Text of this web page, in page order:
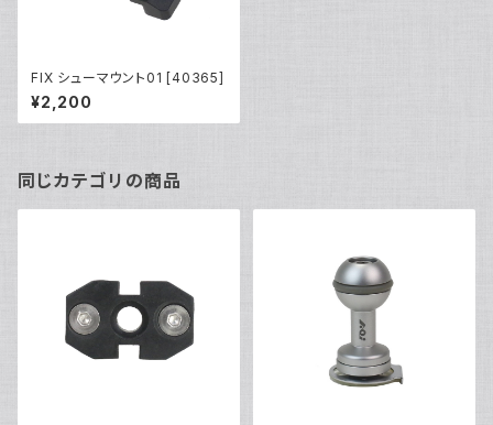
FIX シューマウント01 [40365]
¥2,200
同じカテゴリの商品